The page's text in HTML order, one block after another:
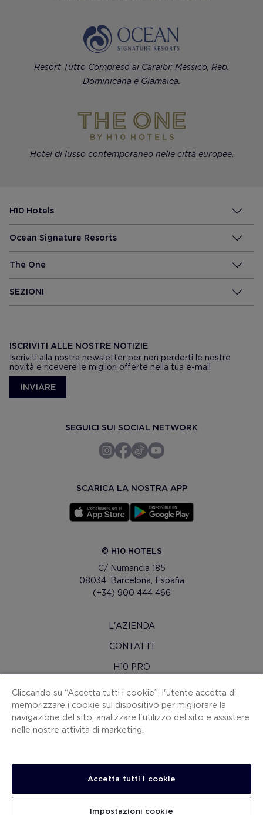
Resort Tutto Compreso ai Caraibi: Messico, Rep.
Dominicana e Giamaica.
Hotel di lusso contemporaneo nelle città europee.
H10 Hotels
Ocean Signature Resorts
The One
SEZIONI
ISCRIVITI ALLE NOSTRE NOTIZIE
Iscriviti alla nostra newsletter per non perderti le nostre
novità e ricevere le migliori offerte nella tua e-mail
INVIARE
SEGUICI SUI SOCIAL NETWORK
SCARICA LA NOSTRA APP
© H10 HOTELS
C/ Numancia 185
08034. Barcelona, España
(+34) 900 444 466
L'AZIENDA
CONTATTI
H10 PRO
SALA STAMPA
MAPPA SITO
CONDIZIONI CONTRATTO
CANALE PER LE SEGNALAZIONI
Cliccando su “Accetta tutti i cookie”, l'utente accetta di
memorizzare i cookie sul dispositivo per migliorare la
navigazione del sito, analizzare l'utilizzo del sito e assistere
nelle nostre attività di marketing.
Accetta tutti i cookie
Impostazioni cookie